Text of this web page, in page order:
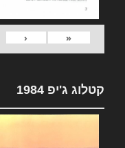
«
‹
קטלוג ג'יפ 1984